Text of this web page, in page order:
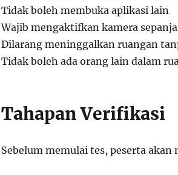
Tidak boleh membuka aplikasi lain
Wajib mengaktifkan kamera
Dilarang meninggalkan ruangan
Tidak boleh ada orang lain dalam
Tahapan Verifikasi
Sebelum memulai tes, peserta